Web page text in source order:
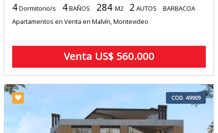
4Dormitorio/s 4BAÑOS 284 M2 2 AUTOS
BARBACOA
Apartamentos en Venta en Malvín, Montevideo
Venta US$ 560.000
COD. 49909